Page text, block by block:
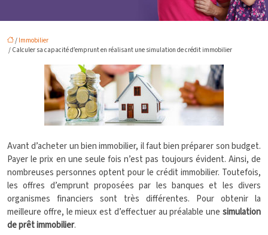
/ Immobilier
/ Calculer sa capacité d’emprunt en réalisant une simulation de crédit immobilier
Avant d’acheter un bien immobilier, il faut bien préparer son budget.
Payer le prix en une seule fois n’est pas toujours évident. Ainsi, de
nombreuses personnes optent pour le crédit immobilier. Toutefois,
les offres d’emprunt proposées par les banques et les divers
organismes financiers sont très différentes. Pour obtenir la
meilleure offre, le mieux est d’effectuer au préalable une simulation
de prêt immobilier.